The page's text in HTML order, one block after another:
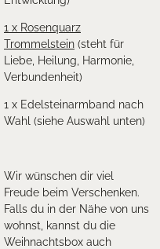
1 x Rosenquarz
Trommelstein (steht für
Liebe, Heilung, Harmonie,
Verbundenheit)
1 x Edelsteinarmband nach
Wahl (siehe Auswahl unten)
Wir wünschen dir viel
Freude beim Verschenken.
Falls du in der Nähe von uns
wohnst, kannst du die
Weihnachtsbox auch